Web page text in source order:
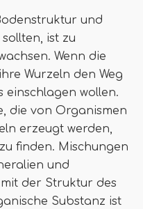
und
ist zu
Wenn die
Wurzeln den Weg
einschlagen wollen.
die von Organismen
erzeugt werden,
finden. Mischungen
und
der Struktur des
Substanz ist